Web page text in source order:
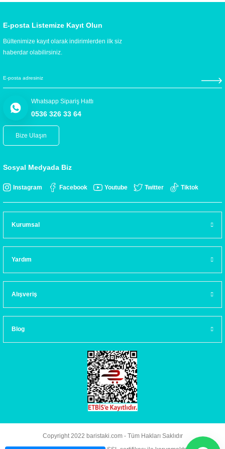
E-posta Listemize Kayıt Olun
Bültenimize kayıt olarak indirimlerden ilk siz
haberdar olabilirsiniz.
Whatsapp Sipariş Hattı
0536 326 33 64
Bize Ulaşın
Sosyal Medyada Biz
Instagram Facebook Youtube Twitter Tiktok
Kurumsal
Yardım
Alışveriş
Blog
Copyright 2022 baristaki.com - Tüm Hakları Saklıdır